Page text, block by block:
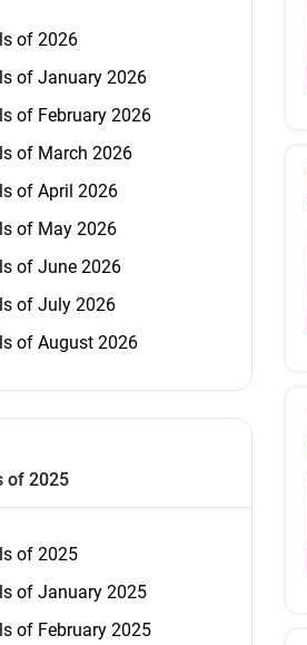
of 2026
of January 2026
of February 2026
of March 2026
of April 2026
of May 2026
of June 2026
of July 2026
of August 2026
of 2025
of 2025
of January 2025
of February 2025